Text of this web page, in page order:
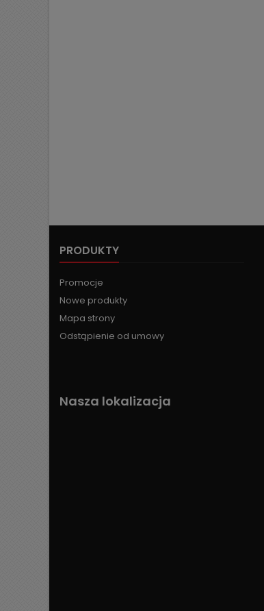
PRODUKTY
Promocje
Nowe produkty
Mapa strony
Odstąpienie od umowy
Nasza lokalizacja